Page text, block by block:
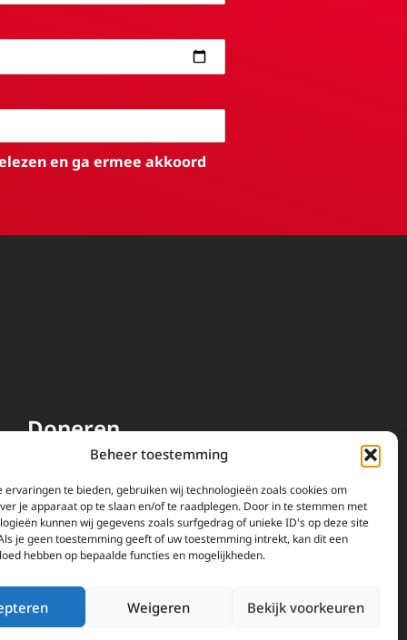
Beheer toestemming
ervaringen te bieden, gebruiken wij technologieën zoals cookies om
je apparaat op te slaan en/of te raadplegen. Door in te stemmen met
kunnen wij gegevens zoals surfgedrag of unieke ID's op deze site
je geen toestemming geeft of uw toestemming intrekt, kan dit een
hebben op bepaalde functies en mogelijkheden.
Weigeren Bekijk voorkeuren
en ga ermee akkoord
Doneren
EWTN wordt uitsluitend
gefinancierd door uw donaties.
Wij ontvangen bewust geen
advertentie-inkomsten of
kerkelijke financiele
Doneren